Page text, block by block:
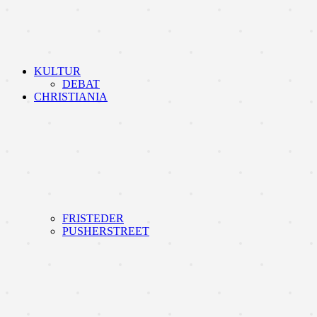
KULTUR
DEBAT
CHRISTIANIA
FRISTEDER
PUSHERSTREET